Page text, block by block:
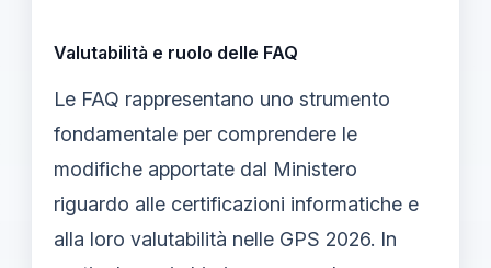
Valutabilità e ruolo delle FAQ
Le FAQ rappresentano uno strumento
fondamentale per comprendere le
modifiche apportate dal Ministero
riguardo alle certificazioni informatiche e
alla loro valutabilità nelle GPS 2026. In